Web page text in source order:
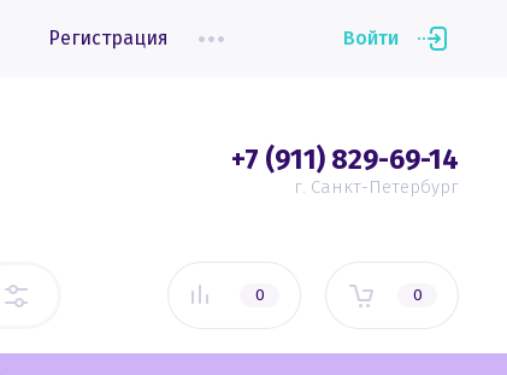
Регистрация Войти
+7 (911) 829-69-14
г. Санкт-Петербург
0 0